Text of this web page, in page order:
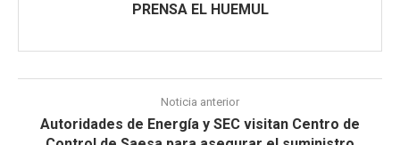
PRENSA EL HUEMUL
Noticia anterior
Autoridades de Energía y SEC visitan Centro de